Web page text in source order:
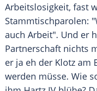
Arbeitslosigkeit, fast
Stammtischparolen:
auch Arbeit". Und er
Partnerschaft nichts
er ja eh der Klotz am
werden müsse. Wie